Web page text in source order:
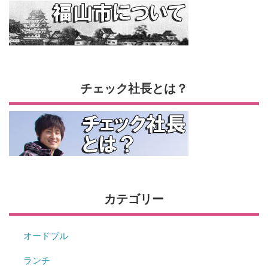
チェック社長とは？
カテゴリー
オードブル
ランチ